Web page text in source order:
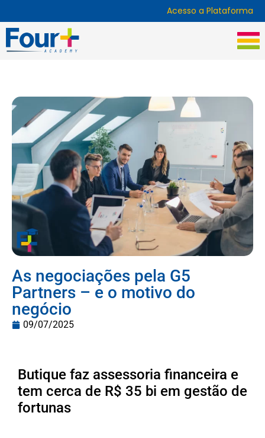
Acesso a Plataforma
As negociações pela G5
Partners – e o motivo do
negócio
09/07/2025
Butique faz assessoria financeira e
tem cerca de R$ 35 bi em gestão de
fortunas